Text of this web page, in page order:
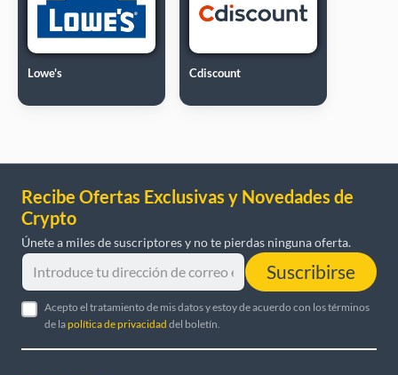
Lowe's Cdiscount
Recibe Ofertas Exclusivas y Novedades de
Crypto
Únete a miles de suscriptores y no te pierdas ninguna oferta.
Suscribirse
Acepto el tratamiento de mis datos y estoy de acuerdo con los términos
de lapolítica de privacidad del boletín.